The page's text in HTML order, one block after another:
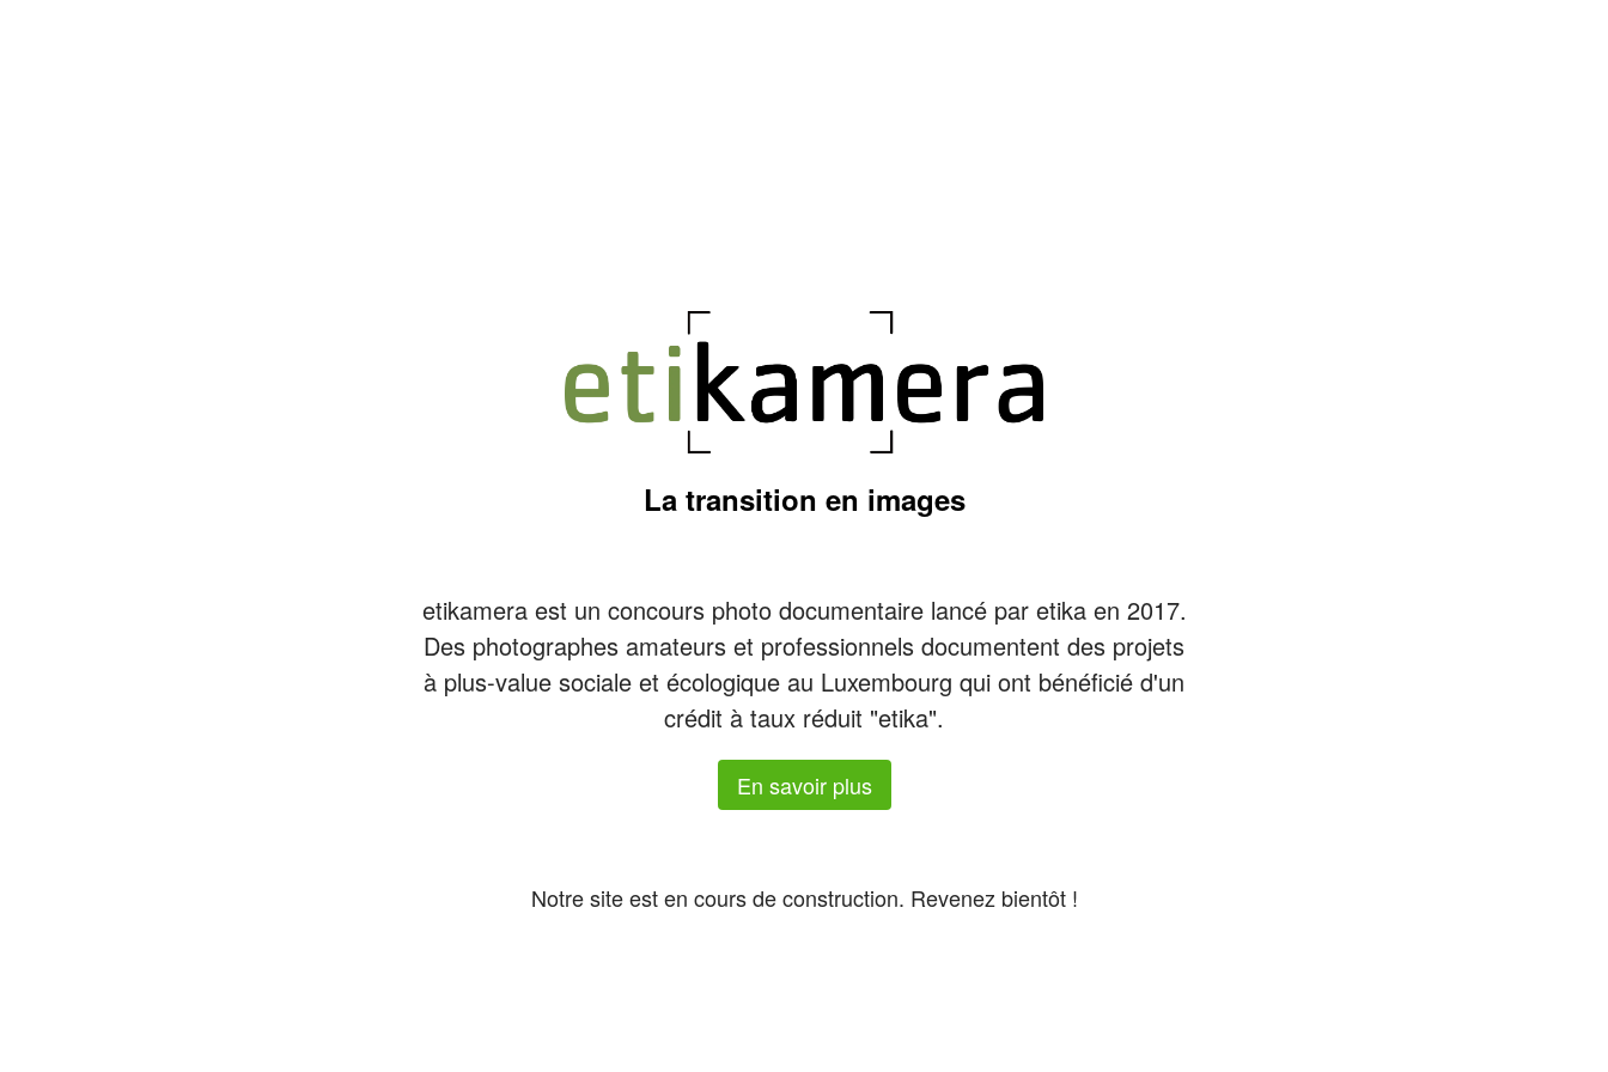
La transition en images
etikamera est un concours photo documentaire lancé par etika en 2017.
Des photographes amateurs et professionnels documentent des projets
à plus-value sociale et écologique au Luxembourg qui ont bénéficié d'un
crédit à taux réduit "etika".
En savoir plus
Notre site est en cours de construction. Revenez bientôt !